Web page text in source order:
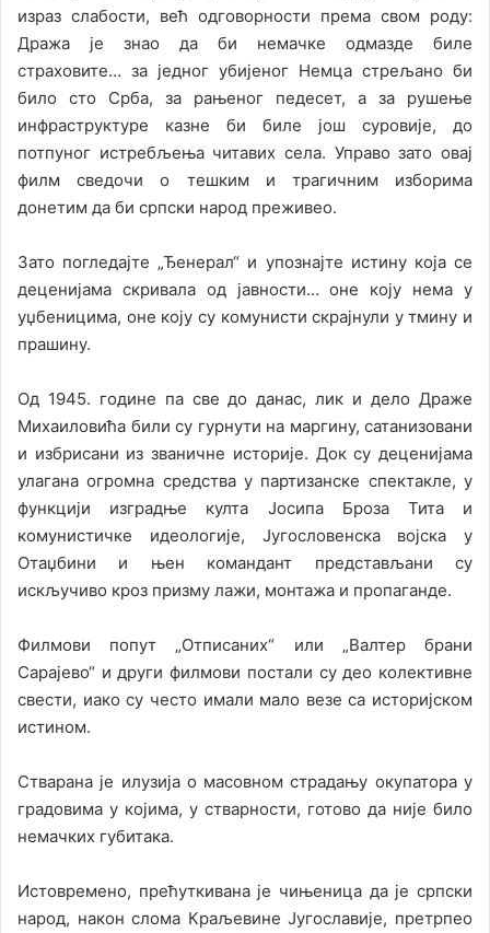
израз слабости, већ одговорности према свом роду:
Дража је знао да би немачке одмазде биле
страховите… за једног убијеног Немца стрељано би
било сто Срба, за рањеног педесет, а за рушење
инфраструктуре казне би биле још суровије, до
потпуног истребљења читавих села. Управо зато овај
филм сведочи о тешким и трагичним изборима
донетим да би српски народ преживео.
Зато погледајте „Ђенерал“ и упознајте истину која се
деценијама скривала од јавности… оне коју нема у
уџбеницима, оне коју су комунисти скрајнули у тмину и
прашину.
Од 1945. године па све до данас, лик и дело Драже
Михаиловића били су гурнути на маргину, сатанизовани
и избрисани из званичне историје. Док су деценијама
улагана огромна средства у партизанске спектакле, у
функцији изградње култа Јосипа Броза Тита и
комунистичке идеологије, Југословенска војска у
Отаџбини и њен командант представљани су
искључиво кроз призму лажи, монтажа и пропаганде.
Филмови попут „Отписаних“ или „Валтер брани
Сарајево“ и други филмови постали су део колективне
свести, иако су често имали мало везе са историјском
истином.
Стварана је илузија о масовном страдању окупатора у
градовима у којима, у стварности, готово да није било
немачких губитака.
Истовремено, прећуткивана је чињеница да је српски
народ, након слома Краљевине Југославије, претрпео